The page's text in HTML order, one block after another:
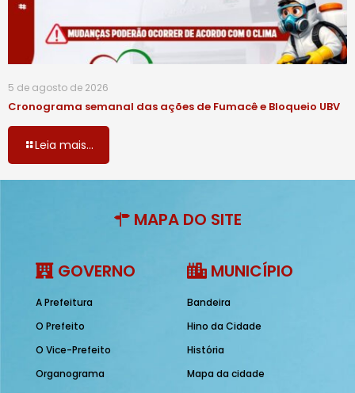
5 de agosto de 2026
Cronograma semanal das ações de Fumacê e Bloqueio UBV
Leia mais...
MAPA DO SITE
GOVERNO
A Prefeitura
O Prefeito
O Vice-Prefeito
Organograma
MUNICÍPIO
Bandeira
Hino da Cidade
História
Mapa da cidade